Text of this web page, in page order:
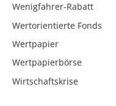
Wenigfahrer-Rabatt
Wertorientierte Fonds
Wertpapier
Wertpapierbörse
Wirtschaftskrise